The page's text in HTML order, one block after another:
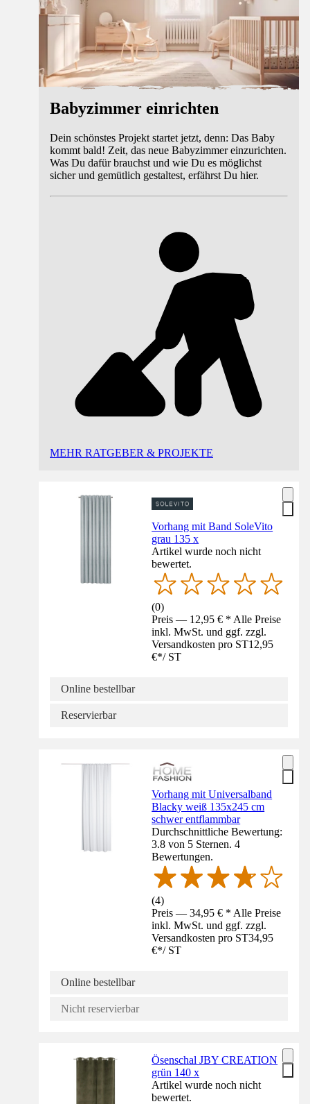
Babyzimmer einrichten
Dein schönstes Projekt startet jetzt, denn: Das Baby
kommt bald! Zeit, das neue Babyzimmer einzurichten.
Was Du dafür brauchst und wie Du es möglichst
sicher und gemütlich gestaltest, erfährst Du hier.
MEHR RATGEBER & PROJEKTE
Vorhang mit Band SoleVito
grau 135 x
Artikel wurde noch nicht
bewertet.
(0)
Preis — 12,95 € * Alle Preise
inkl. MwSt. und ggf. zzgl.
Versandkosten pro ST12,95
€*/ ST
Online bestellbar
Reservierbar
Vorhang mit Universalband
Blacky weiß 135x245 cm
schwer entflammbar
Durchschnittliche Bewertung:
3.8 von 5 Sternen. 4
Bewertungen.
(4)
Preis — 34,95 € * Alle Preise
inkl. MwSt. und ggf. zzgl.
Versandkosten pro ST34,95
€*/ ST
Online bestellbar
Nicht reservierbar
Ösenschal JBY CREATION
grün 140 x
Artikel wurde noch nicht
bewertet.